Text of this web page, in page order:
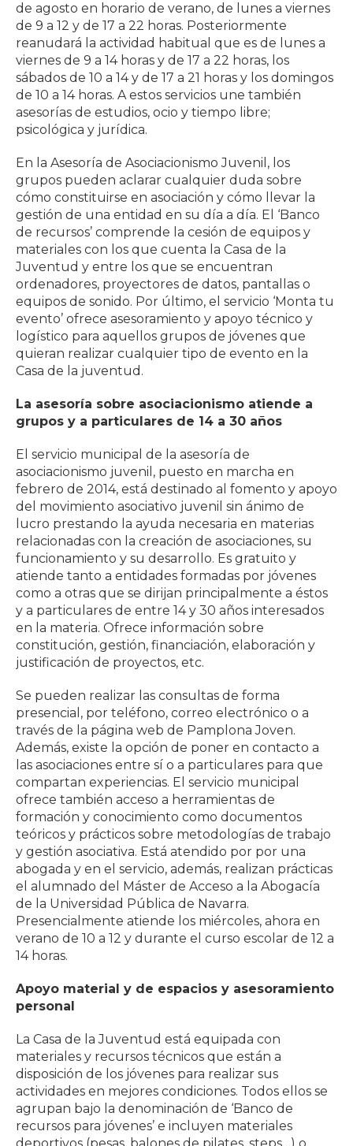
de agosto en horario de verano, de lunes a viernes
de 9 a 12 y de 17 a 22 horas. Posteriormente
reanudará la actividad habitual que es de lunes a
viernes de 9 a 14 horas y de 17 a 22 horas, los
sábados de 10 a 14 y de 17 a 21 horas y los domingos
de 10 a 14 horas. A estos servicios une también
asesorías de estudios, ocio y tiempo libre;
psicológica y jurídica.
En la Asesoría de Asociacionismo Juvenil, los
grupos pueden aclarar cualquier duda sobre
cómo constituirse en asociación y cómo llevar la
gestión de una entidad en su día a día. El ‘Banco
de recursos’ comprende la cesión de equipos y
materiales con los que cuenta la Casa de la
Juventud y entre los que se encuentran
ordenadores, proyectores de datos, pantallas o
equipos de sonido. Por último, el servicio ‘Monta tu
evento’ ofrece asesoramiento y apoyo técnico y
logístico para aquellos grupos de jóvenes que
quieran realizar cualquier tipo de evento en la
Casa de la juventud.
La asesoría sobre asociacionismo atiende a
grupos y a particulares de 14 a 30 años
El servicio municipal de la asesoría de
asociacionismo juvenil, puesto en marcha en
febrero de 2014, está destinado al fomento y apoyo
del movimiento asociativo juvenil sin ánimo de
lucro prestando la ayuda necesaria en materias
relacionadas con la creación de asociaciones, su
funcionamiento y su desarrollo. Es gratuito y
atiende tanto a entidades formadas por jóvenes
como a otras que se dirijan principalmente a éstos
y a particulares de entre 14 y 30 años interesados
en la materia. Ofrece información sobre
constitución, gestión, financiación, elaboración y
justificación de proyectos, etc.
Se pueden realizar las consultas de forma
presencial, por teléfono, correo electrónico o a
través de la página web de Pamplona Joven.
Además, existe la opción de poner en contacto a
las asociaciones entre sí o a particulares para que
compartan experiencias. El servicio municipal
ofrece también acceso a herramientas de
formación y conocimiento como documentos
teóricos y prácticos sobre metodologías de trabajo
y gestión asociativa. Está atendido por por una
abogada y en el servicio, además, realizan prácticas
el alumnado del Máster de Acceso a la Abogacía
de la Universidad Pública de Navarra.
Presencialmente atiende los miércoles, ahora en
verano de 10 a 12 y durante el curso escolar de 12 a
14 horas.
Apoyo material y de espacios y asesoramiento
personal
La Casa de la Juventud está equipada con
materiales y recursos técnicos que están a
disposición de los jóvenes para realizar sus
actividades en mejores condiciones. Todos ellos se
agrupan bajo la denominación de ‘Banco de
recursos para jóvenes’ e incluyen materiales